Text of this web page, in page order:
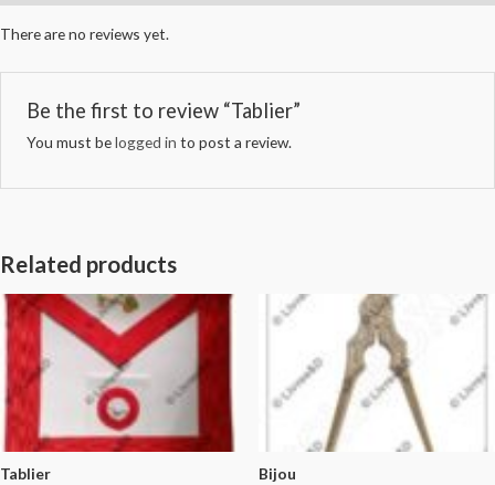
There are no reviews yet.
Be the first to review “Tablier”
You must belogged in to post a review.
Related products
Tablier Bijou